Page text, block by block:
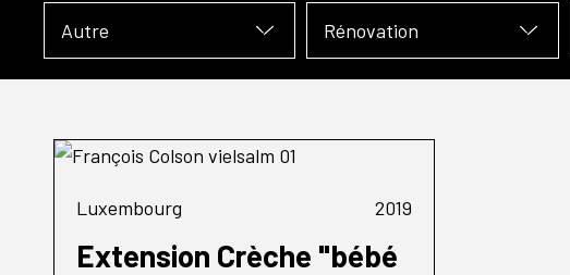
Autre Rénovation
Luxembourg 2019
Extension Crèche "bébé